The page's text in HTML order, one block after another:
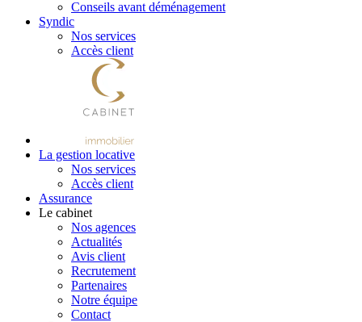
Conseils avant déménagement
Syndic
Nos services
Accès client
La gestion locative
Nos services
Accès client
Assurance
Le cabinet
Nos agences
Actualités
Avis client
Recrutement
Partenaires
Notre équipe
Contact